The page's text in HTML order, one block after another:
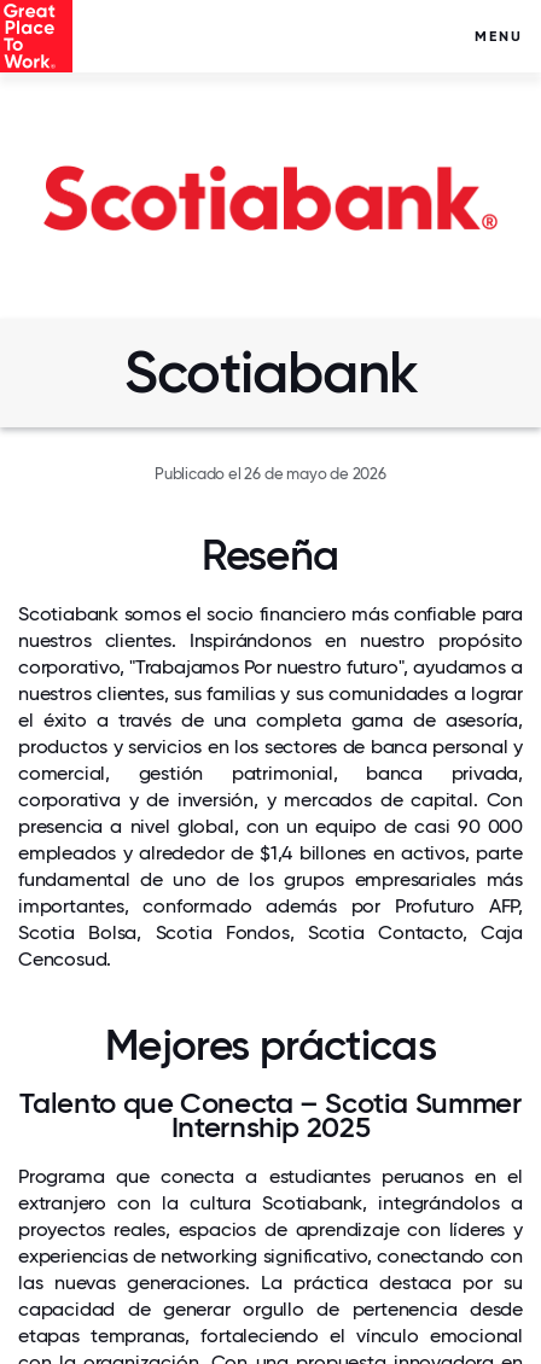
MENU
Scotiabank
Publicado el 26 de mayo de 2026
Reseña
Scotiabank somos el socio financiero más confiable para
nuestros clientes. Inspirándonos en nuestro propósito
corporativo, "Trabajamos Por nuestro futuro", ayudamos a
nuestros clientes, sus familias y sus comunidades a lograr
el éxito a través de una completa gama de asesoría,
productos y servicios en los sectores de banca personal y
comercial, gestión patrimonial, banca privada,
corporativa y de inversión, y mercados de capital. Con
presencia a nivel global, con un equipo de casi 90 000
empleados y alrededor de $1,4 billones en activos, parte
fundamental de uno de los grupos empresariales más
importantes, conformado además por Profuturo AFP,
Scotia Bolsa, Scotia Fondos, Scotia Contacto, Caja
Cencosud.
Mejores prácticas
Talento que Conecta – Scotia Summer
Internship 2025
Programa que conecta a estudiantes peruanos en el
extranjero con la cultura Scotiabank, integrándolos a
proyectos reales, espacios de aprendizaje con líderes y
experiencias de networking significativo, conectando con
las nuevas generaciones. La práctica destaca por su
capacidad de generar orgullo de pertenencia desde
etapas tempranas, fortaleciendo el vínculo emocional